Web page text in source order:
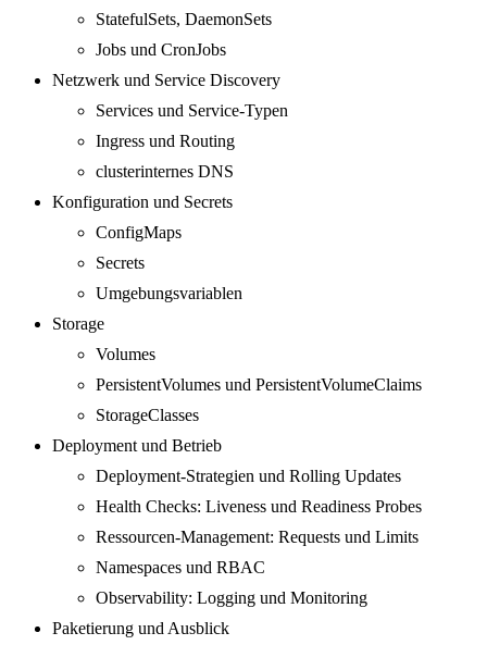
StatefulSets, DaemonSets
Jobs und CronJobs
Netzwerk und Service Discovery
Services und Service-Typen
Ingress und Routing
clusterinternes DNS
Konfiguration und Secrets
ConfigMaps
Secrets
Umgebungsvariablen
Storage
Volumes
PersistentVolumes und PersistentVolumeClaims
StorageClasses
Deployment und Betrieb
Deployment-Strategien und Rolling Updates
Health Checks: Liveness und Readiness Probes
Ressourcen-Management: Requests und Limits
Namespaces und RBAC
Observability: Logging und Monitoring
Paketierung und Ausblick